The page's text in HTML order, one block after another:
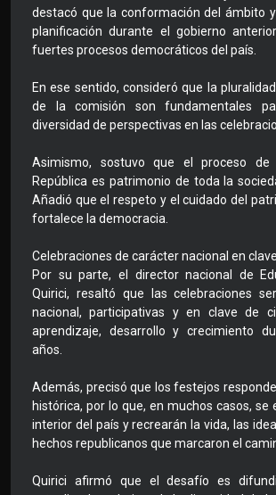
destacó que la conformación del ámbito
planificación durante el gobierno
fuertes procesos democráticos del país.
En ese sentido, consideró que la
de la comisión son fundamentales
diversidad de perspectivas en las
Asimismo, sostuvo que el proceso
República es patrimonio de toda la
Añadió que el respeto y el cuidado del
fortalece la democracia.
Celebraciones de carácter nacional en
Por su parte, el director nacional de
Quirici, resaltó que las celebraciones
nacional, participativas y en clave de
aprendizaje, desarrollo y crecimiento
años.
Además, precisó que los festejos
histórica, por lo que, en muchos casos, se
interior del país y recrearán la vida, las
hechos republicanos que marcaron el
Quirici afirmó que el desafío es